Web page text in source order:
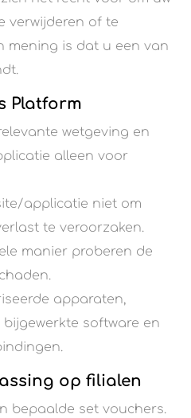
verwijderen of te
mening is dat u een van
Platform
wetgeving en
alleen voor
applicatie niet om
te veroorzaken.
manier proberen de
apparaten,
software en
op filialen
bepaalde set vouchers.